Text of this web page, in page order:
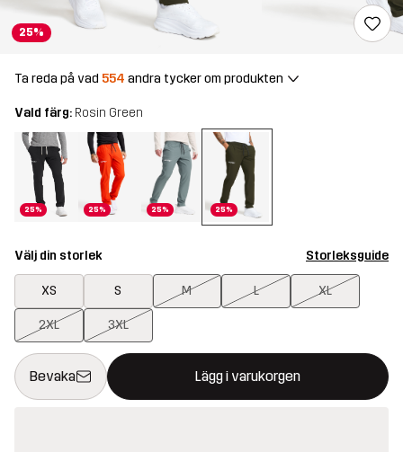
25%
Ta reda på vad 554 andra tycker om produkten
Vald färg: Rosin Green
25% 25% 25% 25%
Välj din storlek Storleksguide
XS S M L XL
2XL 3XL
Bevaka Lägg i varukorgen
Denna knapp kommer att öppna en modal som bekräftar en ny
{{size}} inte tillgänglig